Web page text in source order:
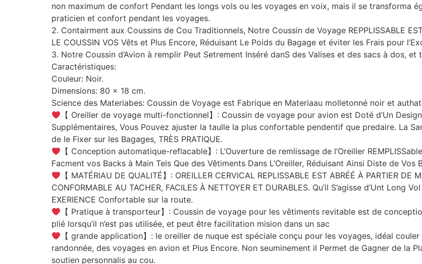
non maximum de confort Pendant les longs vols ou les voyages en voix, mais il se transforma
praticien et confort pendant les voyages.
2. Contairment aux Coussins de Cou Traditionnels, Notre Coussin de Voyage REPPLISSABLE EST
LE COUSSIN VOS Vêts et Plus Encore, Réduisant Le Poids du Bagage et éviter les Frais pour
3. Notre Coussin d’Avion à remplir Peut Setrement Inséré danS des Valises et des sacs à dos, et
Caractéristiques:
Couleur: Noir.
Dimensions: 80 x 18 cm.
Science des Materiabes: Coussin de Voyage est Fabrique en Materiaau molletonné noir et
【 Oreiller de voyage multi-fonctionnel】: Coussin de voyage pour avion est Doté d’Un
Supplémentaires, Vous Pouvez ajuster la taulle la plus confortable pendentif que predaire. La
de le Fixer sur les Bagages, TRÈS PRATIQUE.
【 Conception automatique-reflacable】: L’Ouverture de remlissage de l’Oreiller
Facment vos Backs à Main Tels Que des Vêtiments Dans L’Oreiller, Réduisant Ainsi Diste de Vos
【 MATÉRIAU DE QUALITÉ】: OREILLER CERVICAL REPLISSABLE EST ABRÉÉ À PARTIER DE
CONFORMABLE AU TACHER, FACILES À NETTOYER ET DURABLES. Qu’il S’agisse d’Unt Long
EXERIENCE Confortable sur la route.
【 Pratique à transporteur】: Coussin de voyage pour les vêtiments revitable est de
plié lorsqu’il n’est pas utilisée, et peut être facilitation mision dans un sac
【 grande application】: le oreiller de nuque est spéciale conçu pour les voyages, idéal
randonnée, des voyages en avion et Plus Encore. Non seuminement il Permet de Gagner de la
soutien personnalis au cou.